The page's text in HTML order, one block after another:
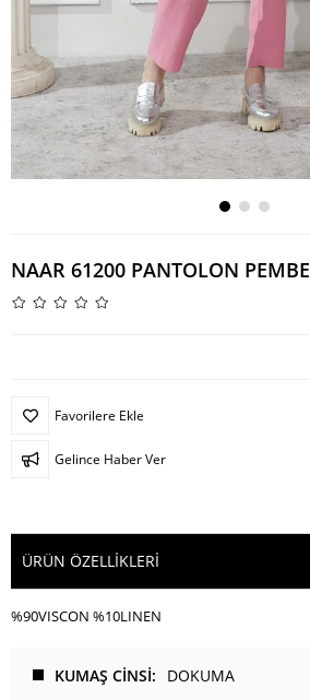
NAAR 61200 PANTOLON PEMBE
Favorilere Ekle
Gelince Haber Ver
ÜRÜN ÖZELLIKLERI
%90VISCON %10LINEN
KUMAŞ CİNSİ DOKUMA